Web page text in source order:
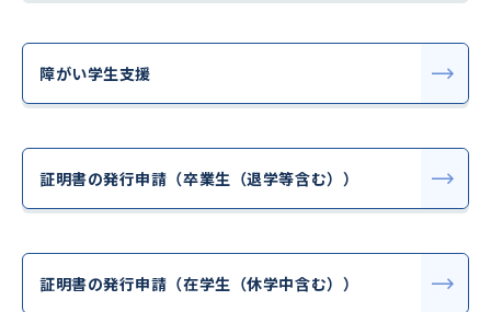
障がい学生支援
証明書の発行申請（卒業生（退学等含む））
証明書の発行申請（在学生（休学中含む））